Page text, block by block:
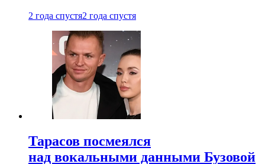
2 года спустя2 года спустя
Тарасов посмеялся
над вокальными данными Бузовой